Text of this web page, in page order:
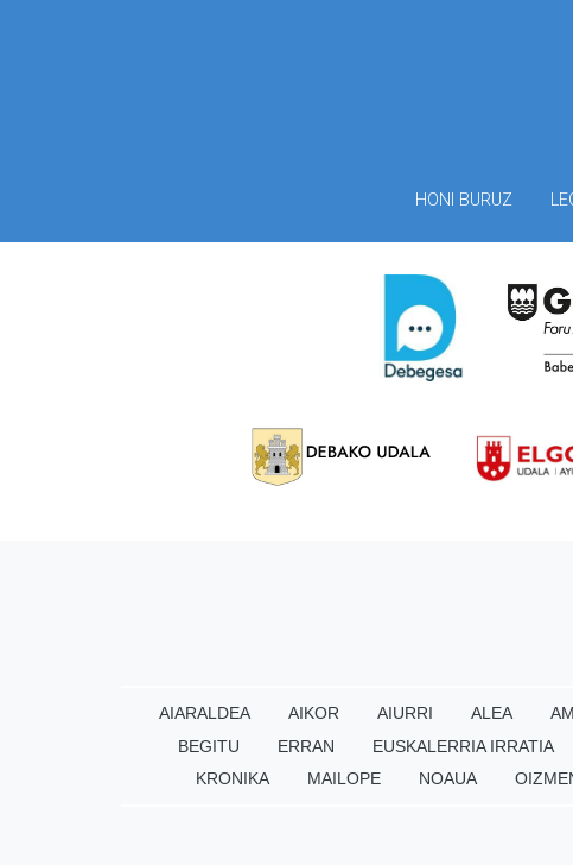
HONI BURUZ
AIARALDEA AIKOR AIURRI ALEA
BEGITU
ERRAN EUSKALERRIA IRRATIA
KRONIKA
MAILOPE NOAUA